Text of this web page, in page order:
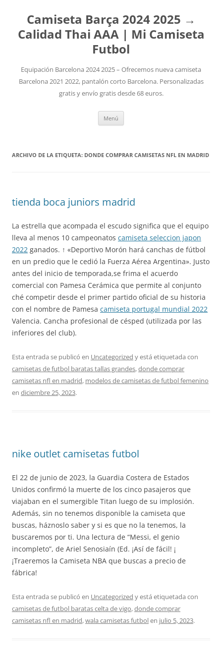
Camiseta Barça 2024 2025 →
Calidad Thai AAA | Mi Camiseta
Futbol
Equipación Barcelona 2024 2025 – Ofrecemos nueva camiseta
Barcelona 2021 2022, pantalón corto Barcelona. Personalizadas
gratis y envío gratis desde 68 euros.
Menú
ARCHIVO DE LA ETIQUETA: DONDE COMPRAR CAMISETAS NFL EN MADRID
tienda boca juniors madrid
La estrella que acompada el escudo significa que el equipo
lleva al menos 10 campeonatos camiseta seleccion japon
2022 ganados. ↑ «Deportivo Morón hará canchas de fútbol
en un predio que le cedió la Fuerza Aérea Argentina». Justo
antes del inicio de temporada,se frima el acuerdo
comercial con Pamesa Cerámica que permite al conjunto
ché competir desde el primer partido oficial de su historia
con el nombre de Pamesa camiseta portugal mundial 2022
Valencia. Cancha profesional de césped (utilizada por las
inferiores del club).
Esta entrada se publicó en Uncategorized y está etiquetada con
camisetas de futbol baratas tallas grandes,donde comprar
camisetas nfl en madrid, modelos de camisetas de futbol femenino
en diciembre 25, 2023.
nike outlet camisetas futbol
El 22 de junio de 2023, la Guardia Costera de Estados
Unidos confirmó la muerte de los cinco pasajeros que
viajaban en el sumergible Titan luego de su implosión.
Además, sin no tenemos disponible la camiseta que
buscas, háznoslo saber y si es que no la tenemos, la
buscaremos por ti. Una lectura de “Messi, el genio
incompleto”, de Ariel Senosiaín (Ed. ¡Así de fácil! ¡
¡Traeremos la Camiseta NBA que buscas a precio de
fábrica!
Esta entrada se publicó en Uncategorized y está etiquetada con
camisetas de futbol baratas celta de vigo,donde comprar
camisetas nfl en madrid,wala camisetas futbolen julio 5, 2023.